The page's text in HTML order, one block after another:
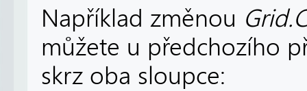
Například změnou
můžete u předchozího
skrz oba sloupce: